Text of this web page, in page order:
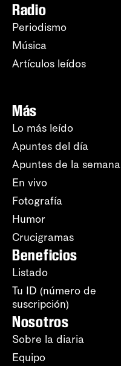
Radio
Periodismo
Música
Artículos leídos
Más
Lo más leído
Apuntes del día
Apuntes de la semana
En vivo
Fotografía
Humor
Crucigramas
Beneficios
Listado
Tu ID (número de
suscripción)
Nosotros
Sobre la diaria
Equipo